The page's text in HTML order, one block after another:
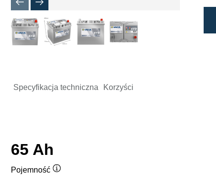
Specyfikacja techniczna Korzyści
65 Ah
Pojemność